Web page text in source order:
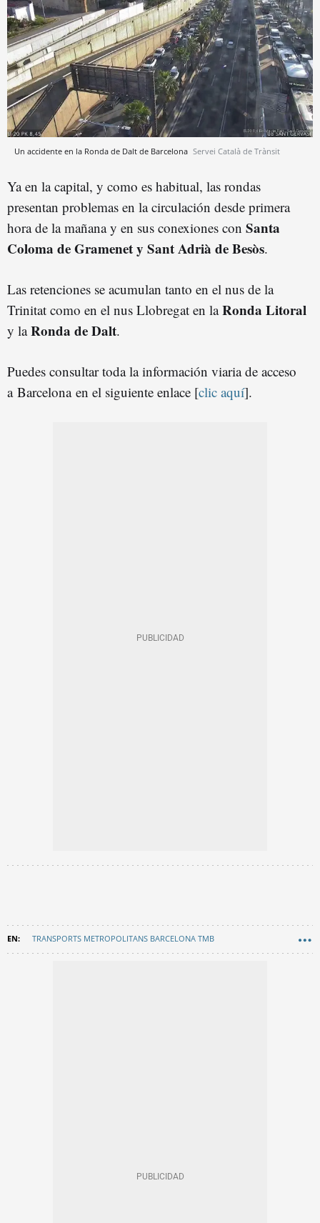
Un accidente en la Ronda de Dalt de Barcelona Servei Català de Trànsit
Ya en la capital, y como es habitual, las rondas
presentan problemas en la circulación desde primera
hora de la mañana y en sus conexiones con Santa
Coloma de Gramenet y Sant Adrià de Besòs.
Las retenciones se acumulan tanto en el nus de la
Trinitat como en el nus Llobregat en laRonda Litoral
y laRonda de Dalt.
Puedes consultar toda la información viaria de acceso
a Barcelona en el siguiente enlace [clic aquí].
TRANSPORTS METROPOLITANS BARCELONA TMB